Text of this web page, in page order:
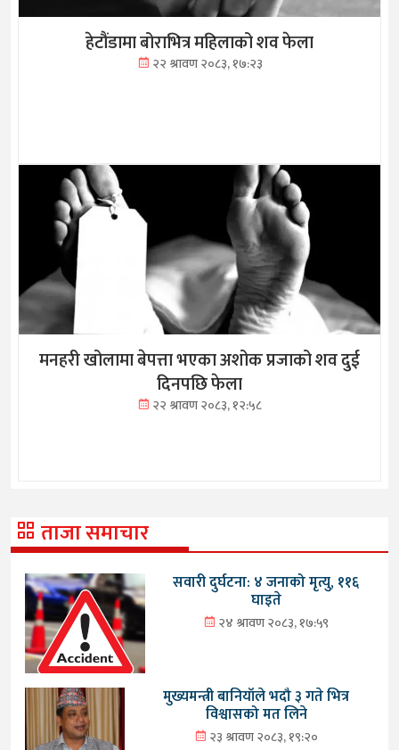
हेटौंडामा बोराभित्र महिलाको शव फेला
२२ श्रावण २०८३, १७:२३
मनहरी खोलामा बेपत्ता भएका अशोक प्रजाको शव दुई
दिनपछि फेला
२२ श्रावण २०८३, १२:५८
ताजा समाचार
सवारी दुर्घटना: ४ जनाको मृत्यु, ११६
घाइते
२४ श्रावण २०८३, १७:५९
मुख्यमन्त्री बानियाँले भदौ ३ गते भित्र
विश्वासको मत लिने
२३ श्रावण २०८३, १९:२०